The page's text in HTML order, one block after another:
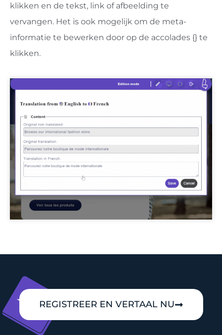
klikken en de tekst, link of afbeelding te
vervangen. Het is ook mogelijk om de meta-
informatie te bewerken door op de accolades {} te
klikken.
REGISTREER EN VERTAAL NU